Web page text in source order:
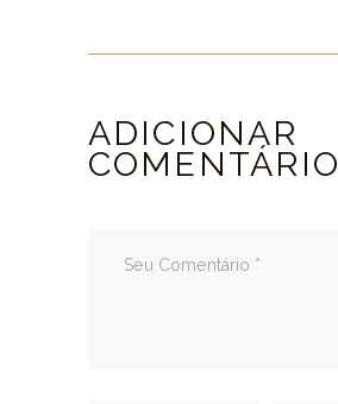
ADICIONAR
COMENTÁRIO